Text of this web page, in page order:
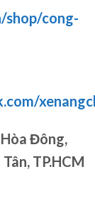
shop/cong-
Đông,
TP.HCM